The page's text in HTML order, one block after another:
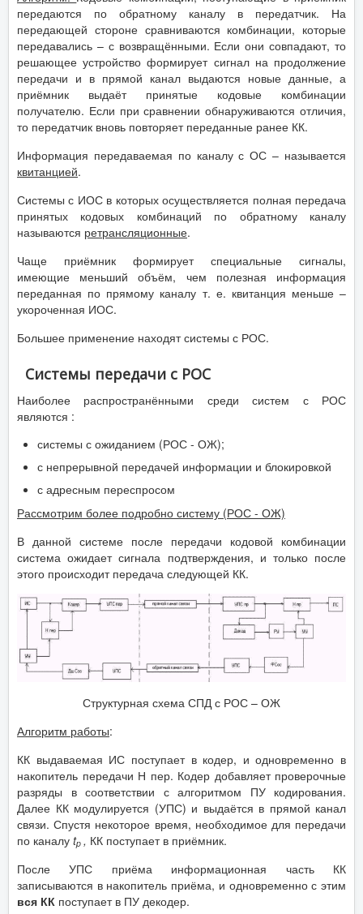
передаются по обратному каналу в передатчик. На
передающей стороне сравниваются комбинации, которые
передавались – с возвращёнными. Если они совпадают, то
решающее устройство формирует сигнал на продолжение
передачи и в прямой канал выдаются новые данные, а
приёмник выдаёт принятые кодовые комбинации
получателю. Если при сравнении обнаруживаются отличия,
то передатчик вновь повторяет переданные ранее КК.
Информация передаваемая по каналу с ОС – называется
квитанцией.
Системы с ИОС в которых осуществляется полная передача
принятых кодовых комбинаций по обратному каналу
называются ретрансляционные.
Чаще приёмник формирует специальные сигналы,
имеющие меньший объём, чем полезная информация
переданная по прямому каналу т. е. квитанция меньше –
укороченная ИОС.
Большее применение находят системы с РОС.
Системы передачи с РОС
Наиболее распространёнными среди систем с РОС
являются :
системы с ожиданием (РОС - ОЖ);
с непрерывной передачей информации и блокировкой
с адресным переспросом
Рассмотрим более подробно систему (РОС - ОЖ)
В данной системе после передачи кодовой комбинации
система ожидает сигнала подтверждения, и только после
этого происходит передача следующей КК.
Структурная схема СПД с РОС – ОЖ
Алгоритм работы:
КК выдаваемая ИС поступает в кодер, и одновременно в
накопитель передачи Н пер. Кодер добавляет проверочные
разряды в соответствии с алгоритмом ПУ кодирования.
Далее КК модулируется (УПС) и выдаётся в прямой канал
связи. Спустя некоторое время, необходимое для передачи
по каналу tp , КК поступает в приёмник.
После УПС приёма информационная часть КК
записываются в накопитель приёма, и одновременно с этим
вся КК поступает в ПУ декодер.